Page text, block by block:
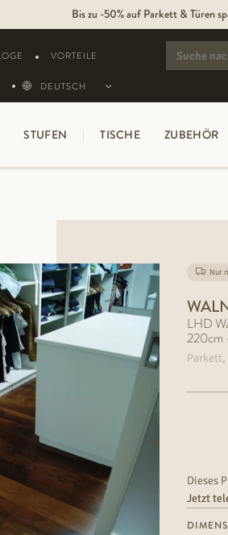
Bis zu -50% auf Parkett & Türen
VORTEILE
SEARCH
FOR:
DEUTSCH
STUFEN TISCHE ZUBEHÖR
Nur
LHD
220cm
Parkett,
Dieses
Jetzt